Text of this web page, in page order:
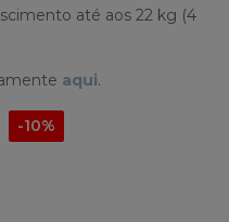
até aos 22 kg (4
aqui.
-10%